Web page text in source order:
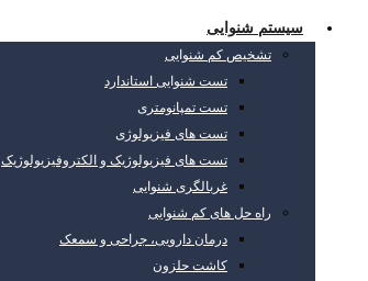
سیستم شنوایی
تشخیص کم شنوایی
تست شنوایی استاندارد
تست تمپانومتری
تست های فیزیولوژی
تست های فیزیولوژیک و الکتروفیزیولوژیک
غربالگری شنوایی
راه حل های کم شنوایی
درمان دارویی، جراحی و سمعک
کاشت حلزون